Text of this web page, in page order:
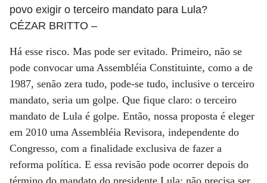
povo exigir o terceiro mandato para Lula?
CÉZAR BRITTO –
Há esse risco. Mas pode ser evitado. Primeiro, não se
pode convocar uma Assembléia Constituinte, como a de
1987, senão zera tudo, pode-se tudo, inclusive o terceiro
mandato, seria um golpe. Que fique claro: o terceiro
mandato de Lula é golpe. Então, nossa proposta é eleger
em 2010 uma Assembléia Revisora, independente do
Congresso, com a finalidade exclusiva de fazer a
reforma política. E essa revisão pode ocorrer depois do
término do mandato do presidente Lula; não precisa ser